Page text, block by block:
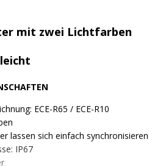
mit zwei Lichtfarben
ECE-R65 / ECE-R10
lassen sich einfach synchronisieren
IP67